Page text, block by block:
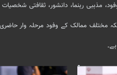
مذہبی رہنما، دانشور، ثقافتی
مختلف ممالک کے وفود مرحلہ وار